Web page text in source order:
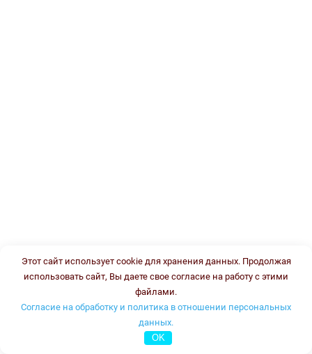
Этот сайт использует cookie для хранения данных. Продолжая
использовать сайт, Вы даете свое согласие на работу с этими
файлами.
Согласие на обработку и политика в отношении персональных
данных.
OK